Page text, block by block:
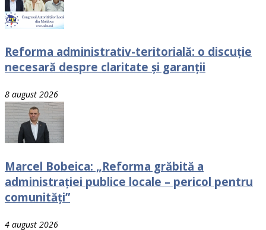
Reforma administrativ-teritorială: o discuție
necesară despre claritate și garanții
8 august 2026
Marcel Bobeica: „Reforma grăbită a
administrației publice locale – pericol pentru
comunități”
4 august 2026